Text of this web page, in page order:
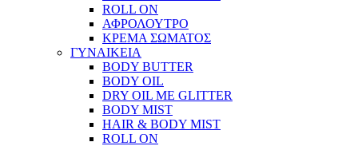
ROLL ON
ΑΦΡΟΛΟΥΤΡΟ
ΚΡΕΜΑ ΣΩΜΑΤΟΣ
ΓΥΝΑΙΚΕΙΑ
BODY BUTTER
BODY OIL
DRY OIL ΜΕ GLITTER
BODY MIST
HAIR & BODY MIST
ROLL ON